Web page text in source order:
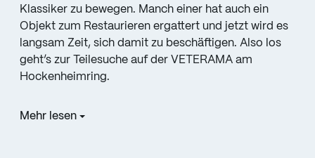
Klassiker zu bewegen. Manch einer hat auch ein
Objekt zum Restaurieren ergattert und jetzt wird es
langsam Zeit, sich damit zu beschäftigen. Also los
geht’s zur Teilesuche auf der VETERAMA am
Hockenheimring.
Mehr lesen